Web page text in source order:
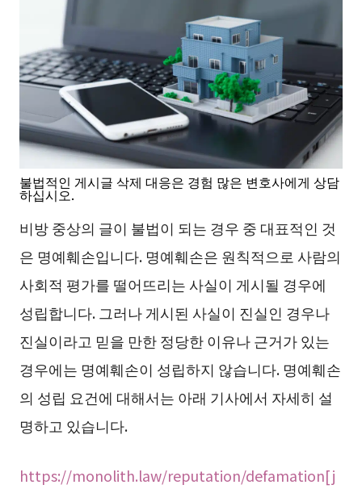
불법적인 게시글 삭제 대응은 경험 많은 변호사에게 상담
하십시오.
비방 중상의 글이 불법이 되는 경우 중 대표적인 것
은 명예훼손입니다. 명예훼손은 원칙적으로 사람의
사회적 평가를 떨어뜨리는 사실이 게시될 경우에
성립합니다. 그러나 게시된 사실이 진실인 경우나
진실이라고 믿을 만한 정당한 이유나 근거가 있는
경우에는 명예훼손이 성립하지 않습니다. 명예훼손
의 성립 요건에 대해서는 아래 기사에서 자세히 설
명하고 있습니다.
https://monolith.law/reputation/defamation[j